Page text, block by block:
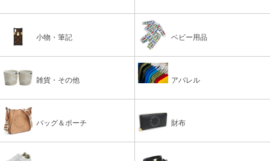
小物・筆記 ベビー用品
雑貨・その他 アパレル
バッグ＆ポーチ 財布